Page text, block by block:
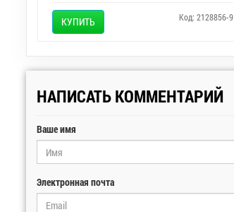
КУПИТЬ Код: 2128856-9
НАПИСАТЬ КОММЕНТАРИЙ
Ваше имя
Электронная почта